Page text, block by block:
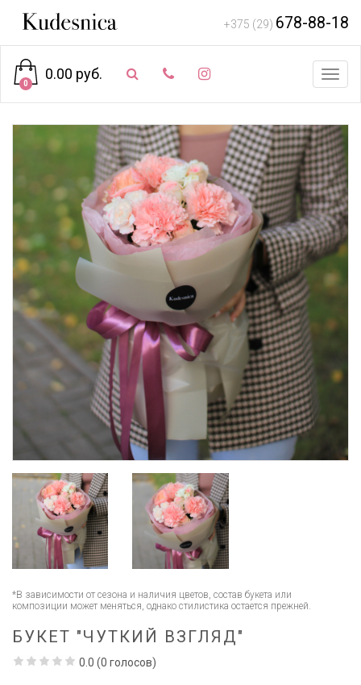
+375 (29) 678-88-18
0
0.00 руб.
*В зависимости от сезона и наличия цветов, состав букета или
композиции может меняться, однако стилистика остается прежней.
БУКЕТ "ЧУТКИЙ ВЗГЛЯД"
0.0 (0 голосов)